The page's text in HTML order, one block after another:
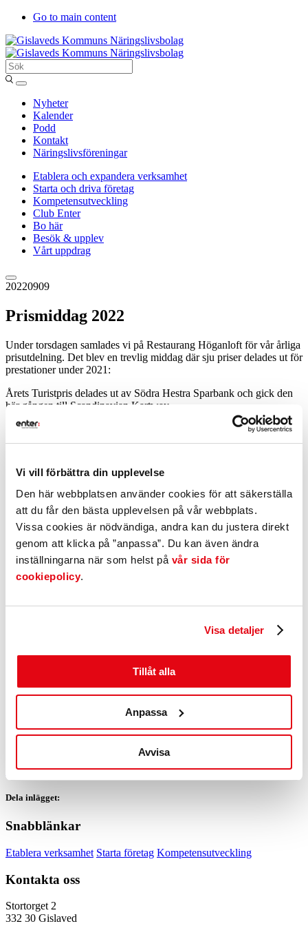
Vi vill förbättra din upplevelse
Den här webbplatsen använder cookies för att säkerställa
att du får den bästa upplevelsen på vår webbplats.
Vissa cookies är nödvändiga, andra kan du justera direkt
genom att klicka på ”anpassa”. Du kan även ändra
inställningarna när som helst på vår sida för
cookiepolicy.
Visa detaljer
Tillåt alla
Anpassa
Avvisa
Go to main content
Sök
Entergislaved
Nyheter
Kalender
Podd
Kontakt
Näringslivsföreningar
Etablera och expandera verksamhet
Starta och driva företag
Kompetensutveckling
Club Enter
Bo här
Besök & upplev
Vårt uppdrag
20220909
Prismiddag 2022
Under torsdagen samlades vi på Restaurang Höganloft för vår årliga
prisutdelning. Det blev en trevlig middag där sju priser delades ut för
prestationer under 2021:
Årets Turistpris delades ut av Södra Hestra Sparbank och gick den
här gången till Scandinavian Kartway.
Årets Butik är ett pris som är framröstat av folket och här var det
Hälsomixen i Smålandsstenar som tog hem segern. Priset delades ut
Årets Ambassadör blev Sven Hedlund, och där delades priset ut av
SEB.
Årets Attraktivitet gick till Junic Arena, och priset delades ut av
Swedbank.
Årets Företag utses och delas årligen ut av Företagarna
Gnosjöregionen och den här gången gick priset till STOLAB.
Pris för Årets nytänkare gick till Kristin Nilsson och Jacob Nilsson
Vi tackar alla som kom och gjorde kvällen så lyckad.
Se fler nyheter
Dela inlägget:
Snabblänkar
Etablera verksamhet Starta företag Kompetensutveckling
Kontakta oss
Stortorget 2
332 30 Gislaved